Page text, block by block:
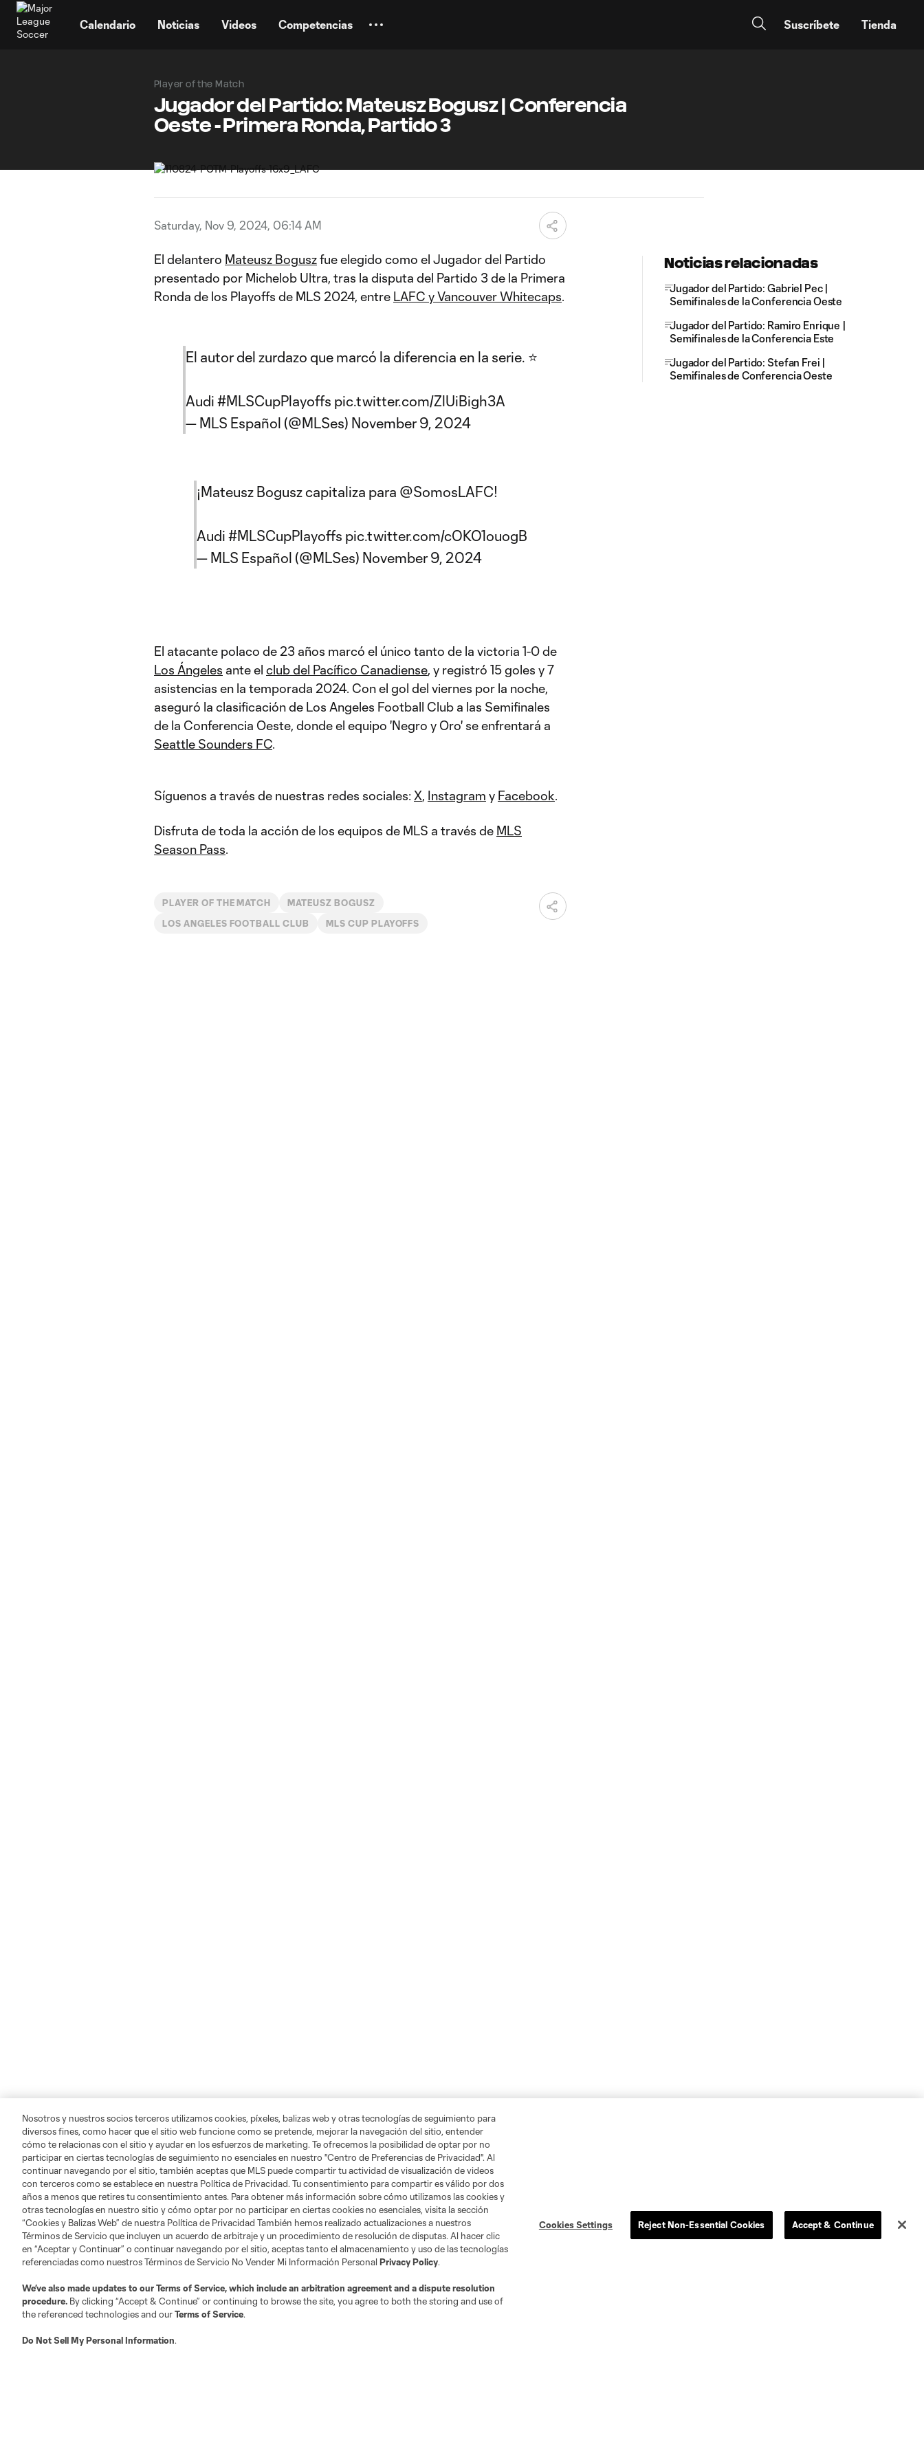
Calendario Noticias Videos Competencias Suscríbete Tienda
Player of the Match
Jugador del Partido: Mateusz Bogusz | Conferencia
Oeste - Primera Ronda, Partido 3
Saturday, Nov 9, 2024, 06:14 AM
El delantero Mateusz Boguszfue elegido como el Jugador del Partido
presentado por Michelob Ultra, tras la disputa del Partido 3 de la Primera
Ronda de los Playoffs de MLS 2024, entre LAFC y Vancouver Whitecaps.
El autor del zurdazo que marcó la diferencia en la serie. ⭐️
Audi #MLSCupPlayoffs pic.twitter.com/ZlUiBigh3A
— MLS Español (@MLSes) November 9, 2024
¡Mateusz Bogusz capitaliza para @SomosLAFC!
Audi #MLSCupPlayoffs pic.twitter.com/cOKO1ouogB
— MLS Español (@MLSes) November 9, 2024
El atacante polaco de 23 años marcó el único tanto de la victoria 1-0 de
Los Ángeles ante el club del Pacífico Canadiense, y registró 15 goles y 7
asistencias en la temporada 2024. Con el gol del viernes por la noche,
aseguró la clasificación de Los Angeles Football Club a las Semifinales
de la Conferencia Oeste, donde el equipo 'Negro y Oro' se enfrentará a
Seattle Sounders FC.
Síguenos a través de nuestras redes sociales: X, Instagram y Facebook.
Disfruta de toda la acción de los equipos de MLS a través de MLS
Season Pass.
PLAYER OF THE MATCH MATEUSZ BOGUSZ
LOS ANGELES FOOTBALL CLUB MLS CUP PLAYOFFS
Noticias relacionadas
Jugador del Partido: Gabriel Pec |
Semifinales de la Conferencia Oeste
Jugador del Partido: Ramiro Enrique |
Semifinales de la Conferencia Este
Jugador del Partido: Stefan Frei |
Semifinales de Conferencia Oeste
Nosotros y nuestros socios terceros utilizamos cookies, píxeles, balizas web y otras tecnologías de seguimiento para
diversos fines, como hacer que el sitio web funcione como se pretende, mejorar la navegación del sitio, entender
cómo te relacionas con el sitio y ayudar en los esfuerzos de marketing. Te ofrecemos la posibilidad de optar por no
participar en ciertas tecnologías de seguimiento no esenciales en nuestro "Centro de Preferencias de Privacidad". Al
continuar navegando por el sitio, también aceptas que MLS puede compartir tu actividad de visualización de videos
con terceros como se establece en nuestra Política de Privacidad. Tu consentimiento para compartir es válido por dos
años a menos que retires tu consentimiento antes. Para obtener más información sobre cómo utilizamos las cookies y
otras tecnologías en nuestro sitio y cómo optar por no participar en ciertas cookies no esenciales, visita la sección
“Cookies y Balizas Web” de nuestra Política de Privacidad También hemos realizado actualizaciones a nuestros
Términos de Servicio que incluyen un acuerdo de arbitraje y un procedimiento de resolución de disputas. Al hacer clic
en “Aceptar y Continuar” o continuar navegando por el sitio, aceptas tanto el almacenamiento y uso de las tecnologías
referenciadas como nuestros Términos de Servicio No Vender Mi Información Personal Privacy Policy.
We’ve also made updates to ourTerms of Service, which include an arbitration agreement and a dispute resolution
procedure. By clicking “Accept & Continue” or continuing to browse the site, you agree to both the storing and use of
the referenced technologies and ourTerms of Service.
Do Not Sell My Personal Information.
Cookies Settings Reject Non-Essential Cookies Accept & Continue